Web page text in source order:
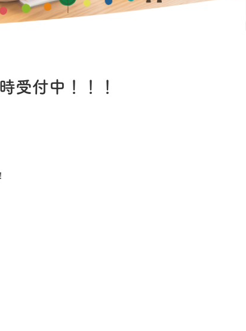
受付中！！！